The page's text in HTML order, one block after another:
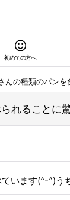
初めての方へ
んの種類のパンを
れることに
います(^-^)